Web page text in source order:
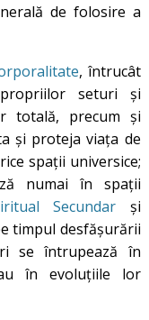
de folosire a
, întrucât
seturi și
totală, precum și
și proteja viața de
spații universice;
numai în spații
Secundar și
timpul desfășurării
se întrupează în
în evoluțiile lor